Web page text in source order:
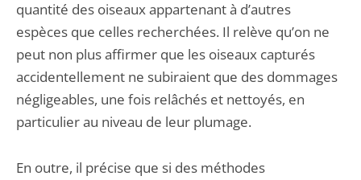
quantité des oiseaux appartenant à d’autres
espèces que celles recherchées. Il relève qu’on ne
peut non plus affirmer que les oiseaux capturés
accidentellement ne subiraient que des dommages
négligeables, une fois relâchés et nettoyés, en
particulier au niveau de leur plumage.
En outre, il précise que si des méthodes